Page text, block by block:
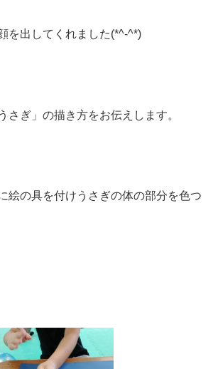
を出してくれました(*^-^*)
さぎ」の描き方をお伝えします。
絵の具を付けうさぎの体の部分を色つ